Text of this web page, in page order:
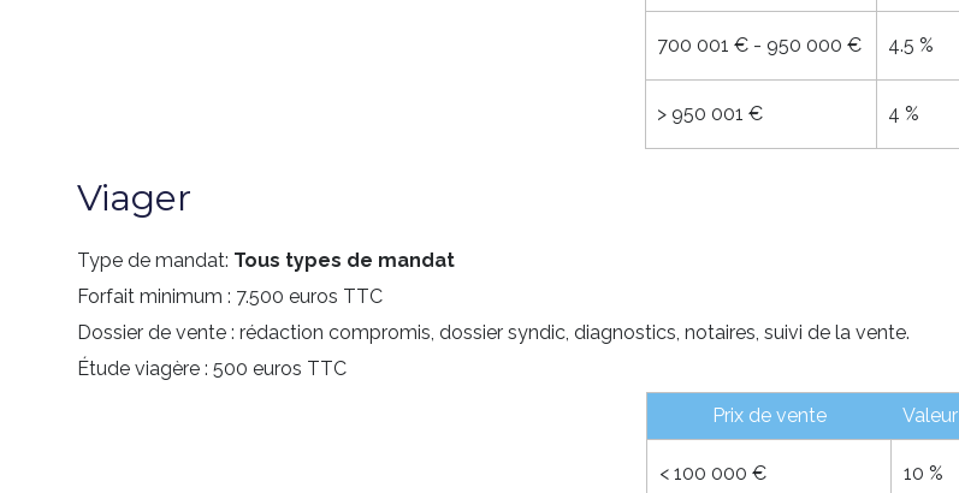
700 001 € - 950 000 € 4.5 %
> 950 001 € 4 %
Viager
Type de mandat: Tous types de mandat
Forfait minimum : 7.500 euros TTC
Dossier de vente : rédaction compromis, dossier syndic, diagnostics, notaires, suivi de la vente.
Étude viagère : 500 euros TTC
Prix de vente Valeur
<100 000 € 10 %